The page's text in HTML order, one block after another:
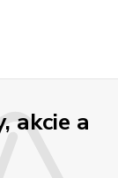
akcie a